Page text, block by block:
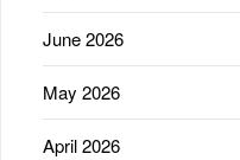
June 2026
May 2026
April 2026